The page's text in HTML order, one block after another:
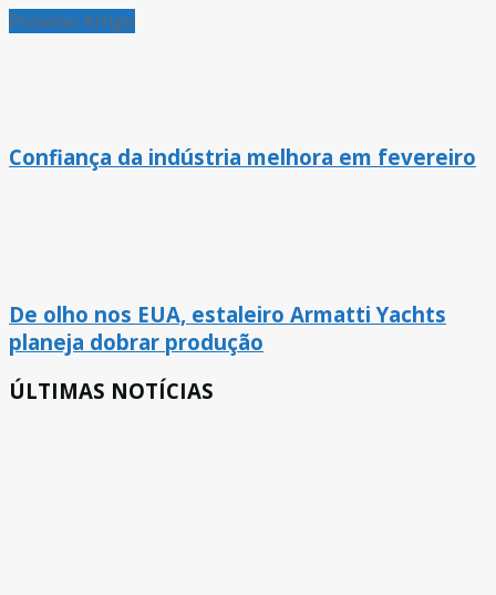
Próximo Artigo
Confiança da indústria melhora em fevereiro
De olho nos EUA, estaleiro Armatti Yachts
planeja dobrar produção
ÚLTIMAS NOTÍCIAS